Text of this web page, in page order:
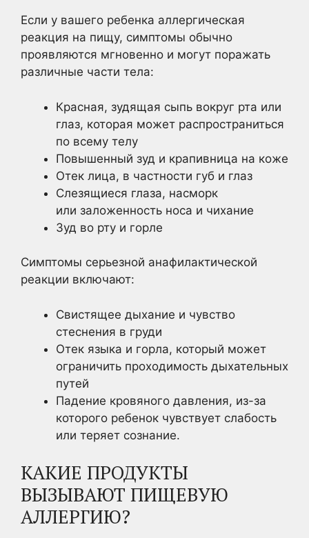
Если у вашего ребенка аллергическая
реакция на пищу, симптомы обычно
проявляются мгновенно и могут поражать
различные части тела:
Красная, зудящая сыпь вокруг рта или
глаз, которая может распространиться
по всему телу
Повышенный зуд и крапивница на коже
Отек лица, в частности губ и глаз
Слезящиеся глаза, насморк
или заложенность носа и чихание
Зуд во рту и горле
Симптомы серьезной анафилактической
реакции включают:
Свистящее дыхание и чувство
стеснения в груди
Отек языка и горла, который может
ограничить проходимость дыхательных
путей
Падение кровяного давления, из-за
которого ребенок чувствует слабость
или теряет сознание.
КАКИЕ ПРОДУКТЫ
ВЫЗЫВАЮТ ПИЩЕВУЮ
АЛЛЕРГИЮ?